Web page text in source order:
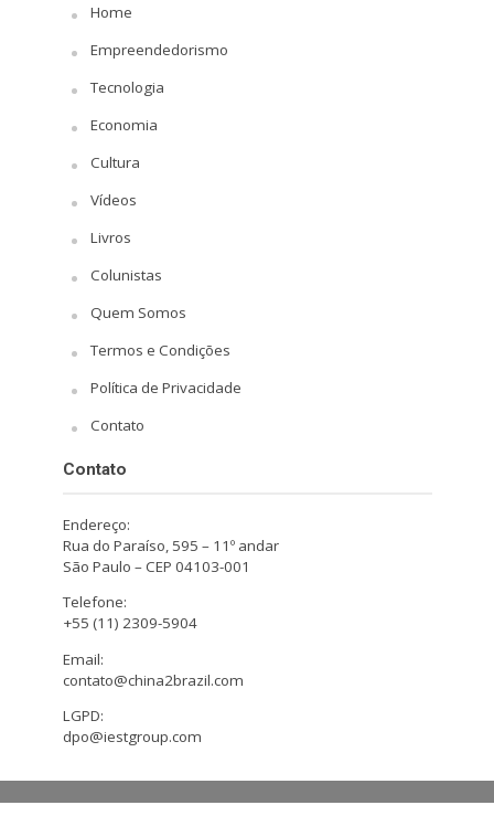
Home
Empreendedorismo
Tecnologia
Economia
Cultura
Vídeos
Livros
Colunistas
Quem Somos
Termos e Condições
Política de Privacidade
Contato
Contato
Endereço:
Rua do Paraíso, 595 – 11º andar
São Paulo – CEP 04103-001
Telefone:
+55 (11) 2309-5904
Email:
contato@china2brazil.com
LGPD:
dpo@iestgroup.com